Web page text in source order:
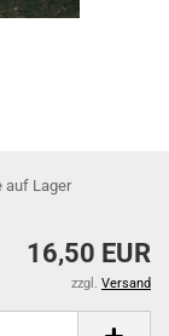
auf Lager
16,50 EUR
zzgl. Versand